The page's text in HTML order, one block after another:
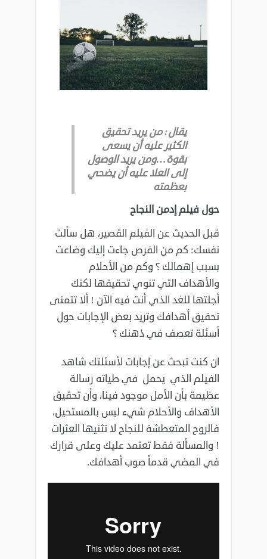
يقال: من يريد تحقيق
الكثير عليه أن يسعى
بقوة…ومن يريد الوصول
إلى العلا عليه أن يضحي
بعظمته
حول فيلم إدمن النجاح
قبل الحديث عن الفيلم القصير، هل سألت
نفسك: كم من الفرص جاءت إليك وضاعت
بسبب إهمالك ؟ وكم من الأحلام
والأهداف التي تنوي تحقيقها لكنك
أجلتها للغد الذي أنت فيه الآن ! ألا تتمنى
تحقيق أهدافك وتريد بعض الإجابات حول
أسئلة تعصف في ذهنك ؟
ان كنت تبحث عن إجابات لأسئلتك شاهد
الفيلم الذي يحمل في طياته رسالة
عظيمة بأن الأمل موجود فينا، وأن تحقيق
الأهداف والأحلام شيء ليس بالمستحيل،
فالروح المتعطشة للنجاح لا تثنيها العثرات
! والمسألة فقط تعتمد عليك وعلى قرارك
في المضي قدماً صوب أهدافك.